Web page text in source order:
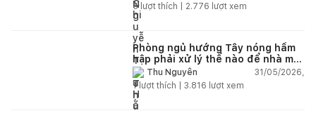
5lượt thích | 2.776 lượt xem
Phòng ngủ hướng Tây nóng hầm
hập phải xử lý thế nào để nhà mát
hơn?Thu Nguyễn
31/05/2026,
1lượt thích | 3.816 lượt xem